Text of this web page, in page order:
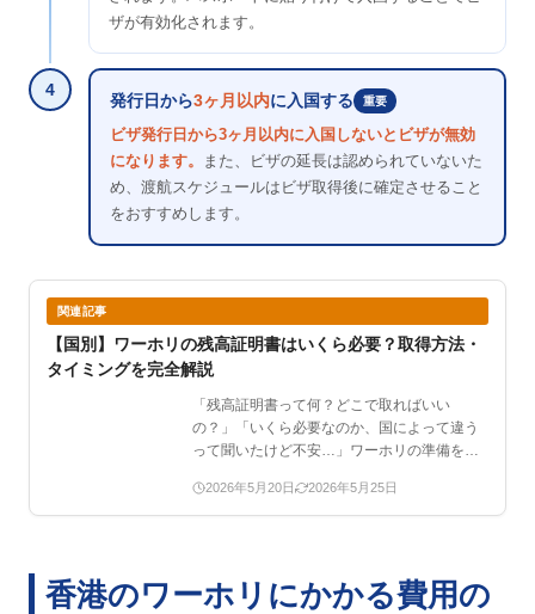
ザが有効化されます。
4
発行日から3ヶ月以内に入国する 重要
ビザ発行日から3ヶ月以内に入国しないとビザが無効
になります。
また、ビザの延長は認められていないた
め、渡航スケジュールはビザ取得後に確定させること
をおすすめします。
関連記事
【国別】ワーホリの残高証明書はいくら必要？取得方法・
タイミングを完全解説
「残高証明書って何？どこで取ればいい
の？」「いくら必要なのか、国によって違う
って聞いたけど不安…」ワーホリの準備をし
2026年5月20日 2026年5月25日
香港のワーホリにかかる費用の